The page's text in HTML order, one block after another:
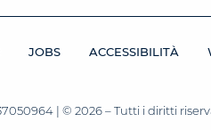
JOBS ACCESSIBILITÀ
| © 2026 – Tutti i diritti